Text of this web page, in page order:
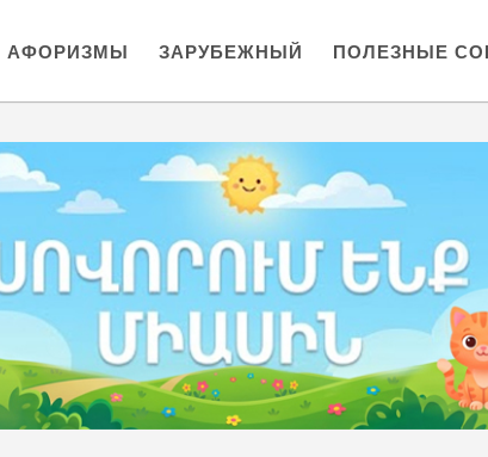
АФОРИЗМЫ ЗАРУБЕЖНЫЙ ПОЛЕЗНЫЕ